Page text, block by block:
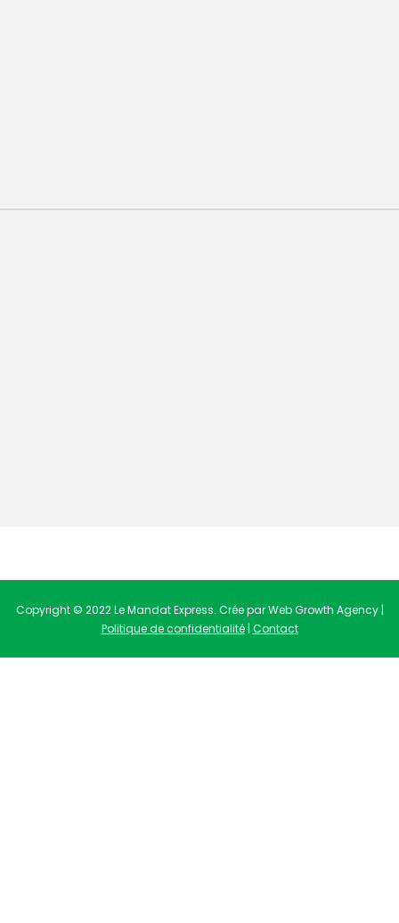
Copyright © 2022 Le Mandat Express. Crée par Web Growth Agency |
Politique de confidentialité| Contact